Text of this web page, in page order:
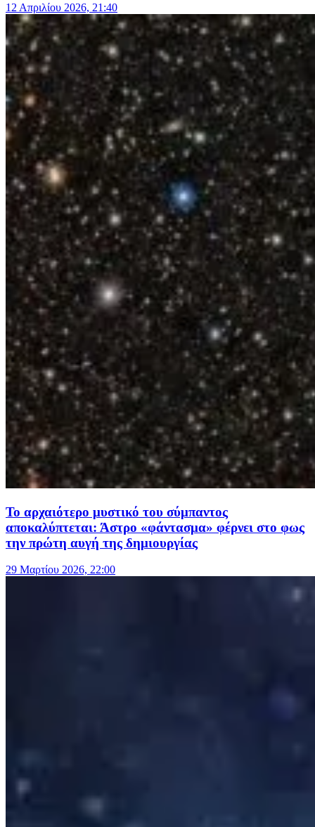
12 Απριλίου 2026, 21:40
Το αρχαιότερο μυστικό του σύμπαντος
αποκαλύπτεται: Άστρο «φάντασμα» φέρνει στο φως
την πρώτη αυγή της δημιουργίας
29 Μαρτίου 2026, 22:00